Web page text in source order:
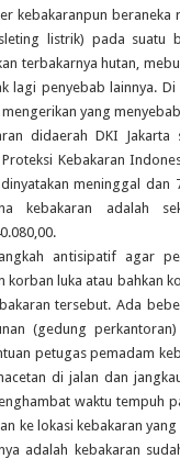
kebakaranpun
listrik) pada suatu
terbakarnya hutan,
lagi penyebab lainnya.
yang
didaerah DKI
Kebakaran
meninggal dan
kebakaran adalah
antisipatif agar
korban luka atau bahkan
tersebut. Ada
(gedung
petugas pemadam
di jalan dan
waktu tempuh
ke lokasi kebakaran
adalah kebakaran